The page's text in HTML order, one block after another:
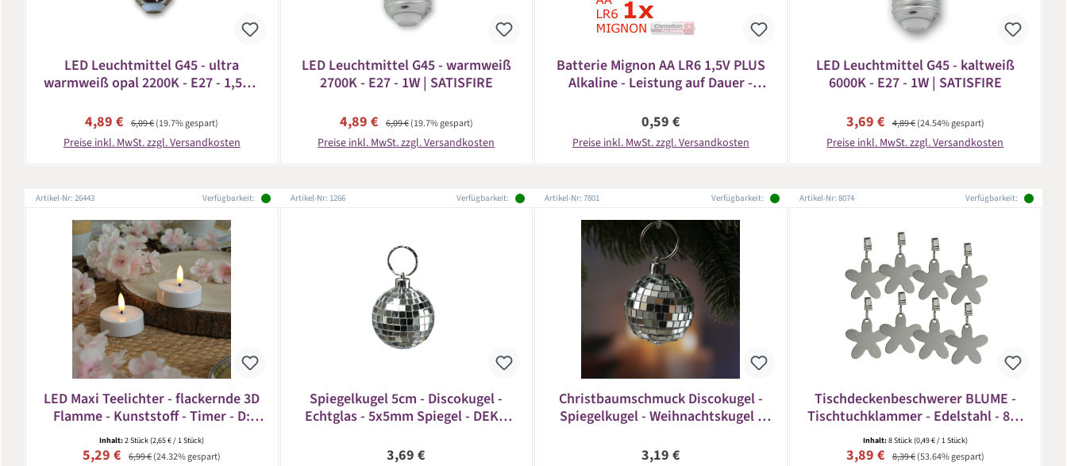
LED Leuchtmittel G45 - ultra
warmweiß opal 2200K - E27 - 1,5W |
Verkaufspreis:
4,89 € Regulärer Preis:
6,09 €(19.7% gespart)
Preise inkl. MwSt. zzgl. Versandkosten
LED Leuchtmittel G45 - warmweiß
2700K - E27 - 1W | SATISFIRE
Verkaufspreis:
4,89 € Regulärer Preis:
6,09 €(19.7% gespart)
Preise inkl. MwSt. zzgl. Versandkosten
Batterie Mignon AA LR6 1,5V PLUS
Alkaline - Leistung auf Dauer -
Regulärer Preis:
0,59 €
Preise inkl. MwSt. zzgl. Versandkosten
LED Leuchtmittel G45 - kaltweiß
6000K - E27 - 1W | SATISFIRE
Verkaufspreis:
3,69 € Regulärer Preis:
4,89 €(24.54% gespart)
Preise inkl. MwSt. zzgl. Versandkosten
Artikel-Nr: 26443 Verfügbarkeit:
LED Maxi Teelichter - flackernde 3D
Flamme - Kunststoff - Timer - D:
5,8cm - weiß - 2er Set
Inhalt:2 Stück(2,65 € / 1 Stück)
Verkaufspreis:
5,29 € Regulärer Preis:
6,99 €(24.32% gespart)
Artikel-Nr: 1266 Verfügbarkeit:
Spiegelkugel 5cm - Discokugel -
Echtglas - 5x5mm Spiegel - DEKO
Regulärer Preis:
3,69 €
Artikel-Nr: 7801 Verfügbarkeit:
Christbaumschmuck Discokugel -
Spiegelkugel - Weihnachtskugel -
Regulärer Preis:
3,19 €
Artikel-Nr: 8074 Verfügbarkeit:
Tischdeckenbeschwerer BLUME -
Tischtuchklammer - Edelstahl - 8er
Set
Inhalt:8 Stück(0,49 € / 1 Stück)
Verkaufspreis:
3,89 € Regulärer Preis:
8,39 €(53.64% gespart)